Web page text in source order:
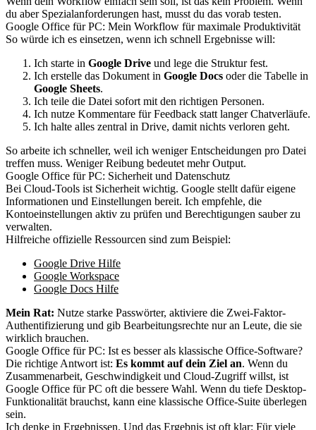
du aber Spezialanforderungen hast, musst du das vorab testen.
Google Office für PC: Mein Workflow für maximale Produktivität
So würde ich es einsetzen, wenn ich schnell Ergebnisse will:
Ich starte in Google Drive und lege die Struktur fest.
Ich erstelle das Dokument in Google Docs oder die Tabelle in
Google Sheets.
Ich teile die Datei sofort mit den richtigen Personen.
Ich nutze Kommentare für Feedback statt langer Chatverläufe.
Ich halte alles zentral in Drive, damit nichts verloren geht.
So arbeite ich schneller, weil ich weniger Entscheidungen pro Datei
treffen muss. Weniger Reibung bedeutet mehr Output.
Google Office für PC: Sicherheit und Datenschutz
Bei Cloud-Tools ist Sicherheit wichtig. Google stellt dafür eigene
Informationen und Einstellungen bereit. Ich empfehle, die
Kontoeinstellungen aktiv zu prüfen und Berechtigungen sauber zu
verwalten.
Hilfreiche offizielle Ressourcen sind zum Beispiel:
Google Drive Hilfe
Google Workspace
Google Docs Hilfe
Mein Rat: Nutze starke Passwörter, aktiviere die Zwei-Faktor-
Authentifizierung und gib Bearbeitungsrechte nur an Leute, die sie
wirklich brauchen.
Google Office für PC: Ist es besser als klassische Office-Software?
Die richtige Antwort ist: Es kommt auf dein Ziel an. Wenn du
Zusammenarbeit, Geschwindigkeit und Cloud-Zugriff willst, ist
Google Office für PC oft die bessere Wahl. Wenn du tiefe Desktop-
Funktionalität brauchst, kann eine klassische Office-Suite überlegen
sein.
Ich denke in Ergebnissen. Und das Ergebnis ist oft klar: Für viele